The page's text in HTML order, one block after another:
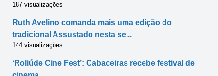
187 visualizações
Ruth Avelino comanda mais uma edição do
tradicional Assustado nesta se...
144 visualizações
‘Roliúde Cine Fest’: Cabaceiras recebe festival de